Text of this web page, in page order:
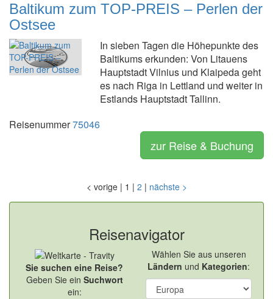
Baltikum zum TOP-PREIS – Perlen der
Ostsee
In sieben Tagen die Höhepunkte des
Baltikums erkunden: Von Litauens
Hauptstadt Vilnius und Klaipeda geht
es nach Riga in Lettland und weiter in
Estlands Hauptstadt Tallinn.
Reisenummer75046
zur Reise & Buchung
< vorige | 1 | 2 | nächste >
Reisenavigator
Sie suchen eine Reise?
Geben Sie ein Suchwort
ein:
Wählen Sie aus unseren
Ländern und Kategorien: